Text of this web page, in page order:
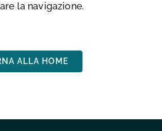
la navigazione.
ALLA HOME